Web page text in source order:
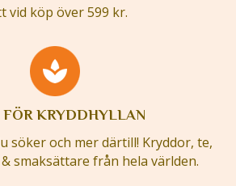
vid köp över 599 kr.
FÖR KRYDDHYLLAN
söker och mer därtill! Kryddor, te,
smaksättare från hela världen.